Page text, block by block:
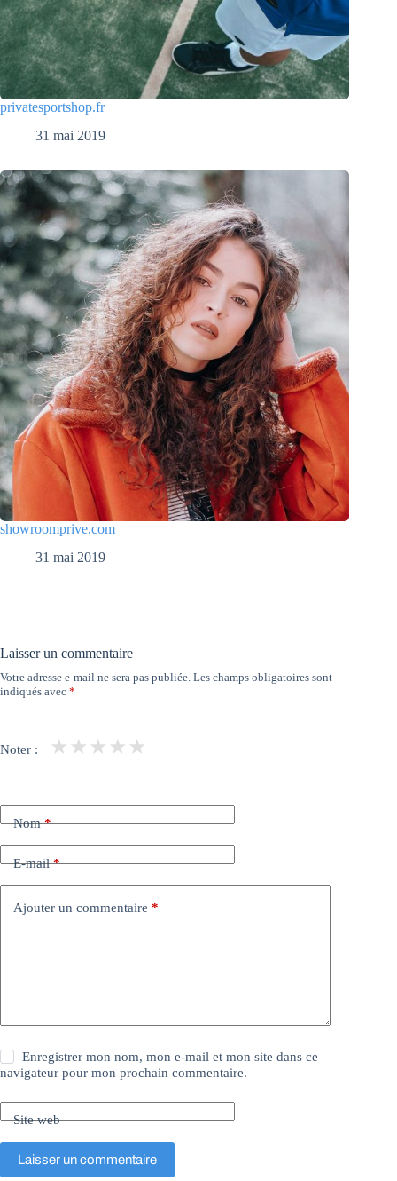
privatesportshop.fr
31 mai 2019
showroomprive.com
31 mai 2019
Laisser un commentaire
Votre adresse e-mail ne sera pas publiée. Les champs obligatoires sont
indiqués avec *
Noter : ★
★
★
★
★
Nom*
E-mail*
Ajouter un commentaire *
Enregistrer mon nom, mon e-mail et mon site dans ce
navigateur pour mon prochain commentaire.
Site web
Laisser un commentaire